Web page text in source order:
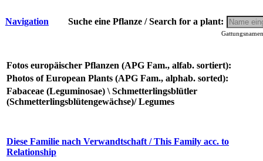
Navigation Suche eine Pflanze / Search for a plant:
Fotos europäischer Pflanzen (APG Fam., alfab. sortiert):
Photos of European Plants (APG Fam., alphab. sorted):
Fabaceae (Leguminosae) \ Schmetterlingsblütler
(Schmetterlingsblütengewächse)/ Legumes
Diese Familie nach Verwandtschaft / This Family acc. to
Relationship